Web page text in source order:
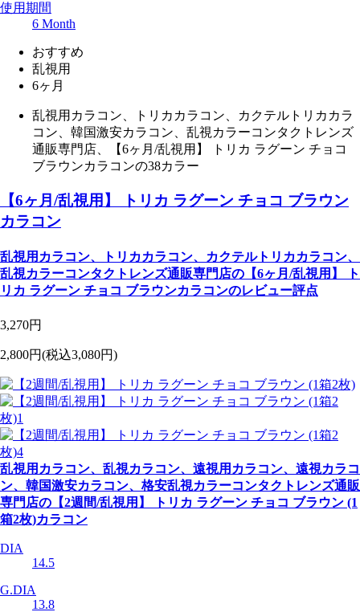
使用期間
6 Month
おすすめ
乱視用
6ヶ月
乱視用カラコン、トリカカラコン、カクテルトリカカラ
コン、韓国激安カラコン、乱視カラーコンタクトレンズ
通販専門店、【6ヶ月/乱視用】 トリカ ラグーン チョコ
ブラウンカラコンの38カラー
【6ヶ月/乱視用】 トリカ ラグーン チョコ ブラウン
カラコン
乱視用カラコン、トリカカラコン、カクテルトリカカラコン、
乱視カラーコンタクトレンズ通販専門店の【6ヶ月/乱視用】 ト
リカ ラグーン チョコ ブラウンカラコンのレビュー評点
3,270円
2,800円(税込3,080円)
乱視用カラコン、乱視カラコン、遠視用カラコン、遠視カラコ
ン、韓国激安カラコン、格安乱視カラーコンタクトレンズ通販
専門店の【2週間/乱視用】 トリカ ラグーン チョコ ブラウン (1
箱2枚)カラコン
DIA
14.5
G.DIA
13.8